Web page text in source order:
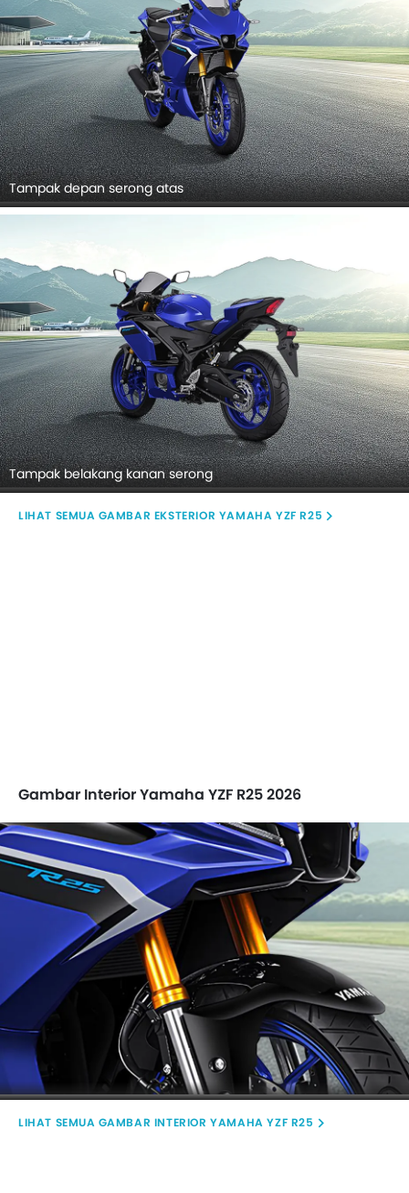
Tampak depan serong atas
Tampak belakang kanan serong
GAMBAR EKSTERIOR YAMAHA YZF R25
Gambar Interior Yamaha YZF R25 2026
GAMBAR INTERIOR YAMAHA YZF R25